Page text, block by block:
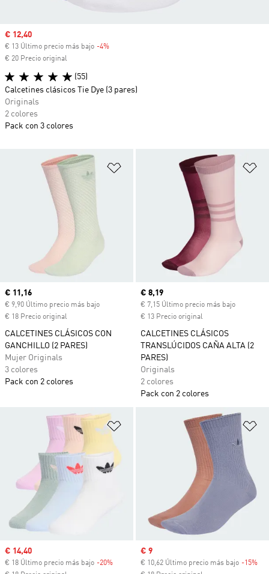
Añadir a la lista de deseos
Precio actual
€ 11,16
€ 9,90 Último precio más bajo
€ 18 Precio original
CALCETINES CLÁSICOS CON
GANCHILLO (2 PARES)
Mujer Originals
3 colores
Pack con 2 colores
Precio actual
€ 8,19
€ 7,15 Último precio más bajo
€ 13 Precio original
CALCETINES CLÁSICOS
TRANSLÚCIDOS CAÑA ALTA (2
PARES)
Originals
2 colores
Pack con 2 colores
Añadir a la lista de deseos
Precio de venta
€ 14,40
€ 18 Último precio más bajo -20% Descuento
Precio de venta
€ 9
€ 10,62 Último precio más bajo -15%
Precio de venta
€ 12,40
€ 13 Último precio más bajo -4%
€ 20 Precio original
(55)
Calcetines clásicos Tie Dye (3 pares)
Originals
2 colores
Pack con 3 colores